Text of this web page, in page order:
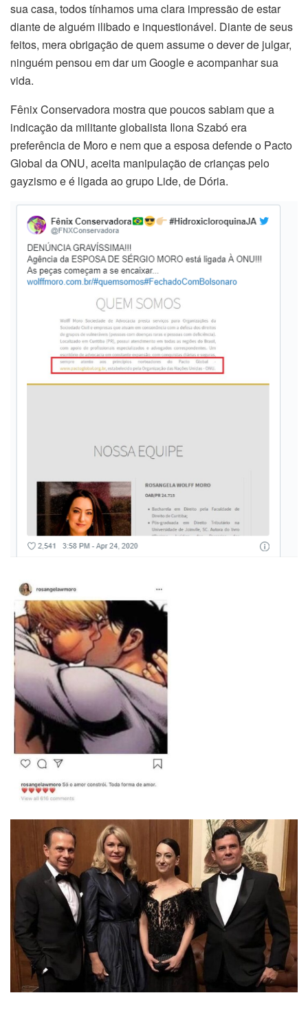
sua casa, todos tínhamos uma clara impressão de estar
diante de alguém ilibado e inquestionável. Diante de seus
feitos, mera obrigação de quem assume o dever de julgar,
ninguém pensou em dar um Google e acompanhar sua
vida.
Fênix Conservadora mostra que poucos sabiam que a
indicação da militante globalista Ilona Szabó era
preferência de Moro e nem que a esposa defende o Pacto
Global da ONU, aceita manipulação de crianças pelo
gayzismo e é ligada ao grupo Lide, de Dória.